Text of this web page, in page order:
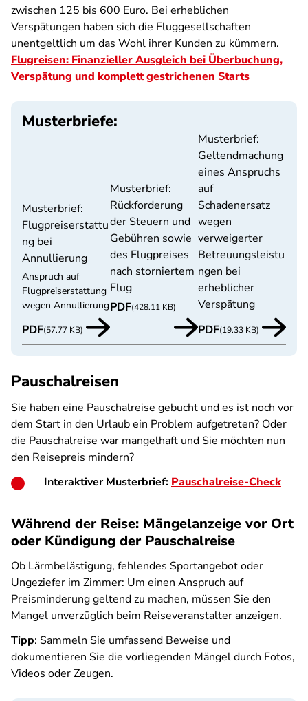
zwischen 125 bis 600 Euro. Bei erheblichen
Verspätungen haben sich die Fluggesellschaften
unentgeltlich um das Wohl ihrer Kunden zu kümmern.
Flugreisen: Finanzieller Ausgleich bei Überbuchung,
Verspätung und komplett gestrichenen Starts
Musterbriefe:
Musterbrief:
Flugpreiserstattu
ng bei
Annullierung
Anspruch auf
Flugpreiserstattung
wegen Annullierung
PDF(57.77 KB)
Musterbrief:
Rückforderung
der Steuern und
Gebühren sowie
des Flugpreises
nach storniertem
Flug
PDF(428.11 KB)
Musterbrief:
Geltendmachung
eines Anspruchs
auf
Schadenersatz
wegen
verweigerter
Betreuungsleistu
ngen bei
erheblicher
Verspätung
PDF(19.33 KB)
Pauschalreisen
Sie haben eine Pauschalreise gebucht und es ist noch vor
dem Start in den Urlaub ein Problem aufgetreten? Oder
die Pauschalreise war mangelhaft und Sie möchten nun
den Reisepreis mindern?
Interaktiver Musterbrief: Pauschalreise-Check
Während der Reise: Mängelanzeige vor Ort
oder Kündigung der Pauschalreise
Ob Lärmbelästigung, fehlendes Sportangebot oder
Ungeziefer im Zimmer: Um einen Anspruch auf
Preisminderung geltend zu machen, müssen Sie den
Mangel unverzüglich beim Reiseveranstalter anzeigen.
Tipp: Sammeln Sie umfassend Beweise und
dokumentieren Sie die vorliegenden Mängel durch Fotos,
Videos oder Zeugen.